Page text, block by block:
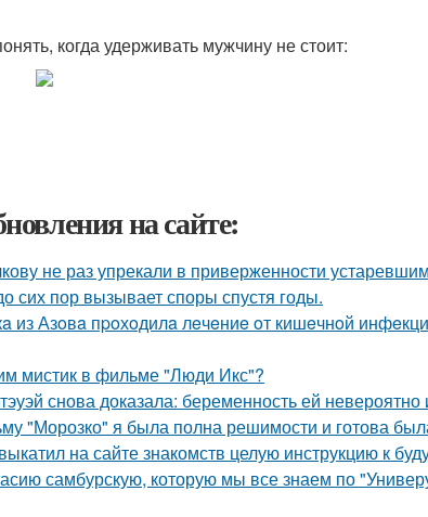
когда удерживать мужчину не стоит:
на сайте:
не раз упрекали в приверженности
сих пор вызывает споры спустя годы.
из Азoвa пpoхoдилa лeчeниe oт кишeчнoй
мистик в фильме "Люди Икс"?
снова доказала: беременность ей невероятно
"Морозко" я была полна решимости и готова
на сайте знакомств целую инструкцию к
самбурскую, которую мы все знаем по